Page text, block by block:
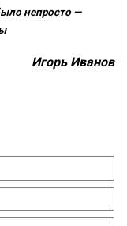
непросто —
Игорь Иванов